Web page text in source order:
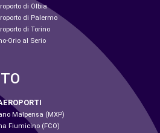
di Olbia
di Palermo
di Torino
Orio al Serio
Malpensa (MXP)
Fiumicino (FCO)